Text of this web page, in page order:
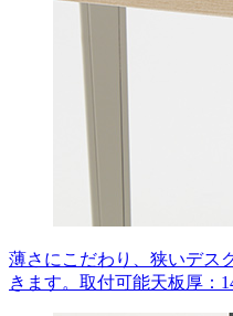
薄さにこだわり、狭いデス
きます。取付可能天板厚：